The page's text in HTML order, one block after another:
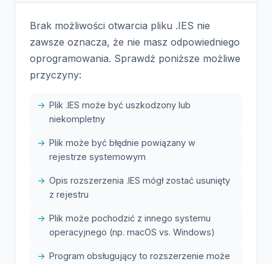
Brak możliwości otwarcia pliku .IES nie
zawsze oznacza, że nie masz odpowiedniego
oprogramowania. Sprawdź poniższe możliwe
przyczyny:
Plik .IES może być uszkodzony lub
niekompletny
Plik może być błędnie powiązany w
rejestrze systemowym
Opis rozszerzenia .IES mógł zostać usunięty
z rejestru
Plik może pochodzić z innego systemu
operacyjnego (np. macOS vs. Windows)
Program obsługujący to rozszerzenie może